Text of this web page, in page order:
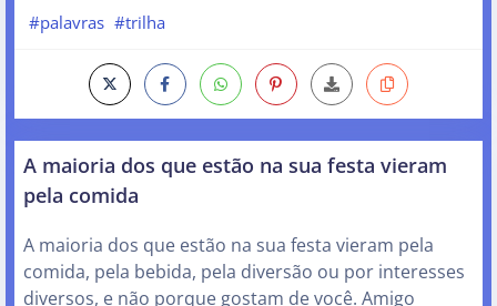
#palavras #trilha
A maioria dos que estão na sua festa vieram
pela comida
A maioria dos que estão na sua festa vieram pela
comida, pela bebida, pela diversão ou por interesses
diversos, e não porque gostam de você. Amigo